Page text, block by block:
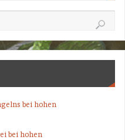
bei hohen
bei hohen